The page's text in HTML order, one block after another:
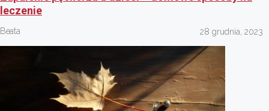
leczenie
Beata 28 grudnia, 2023